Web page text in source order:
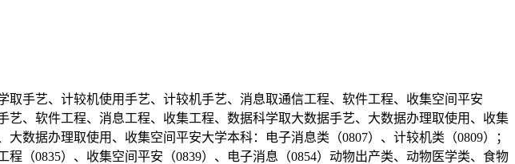
手艺、计较机使用手艺、计较机手艺、消息取通信工程、软件工程、收集空间平安
艺、软件工程、消息工程、收集工程、数据科学取大数据手艺、大数据办理取使用、收集
数据办理取使用、收集空间平安大学本科：电子消息类（0807）、计较机类（0809）；
（0835）、收集空间平安（0839）、电子消息（0854）动物出产类、动物医学类、食物